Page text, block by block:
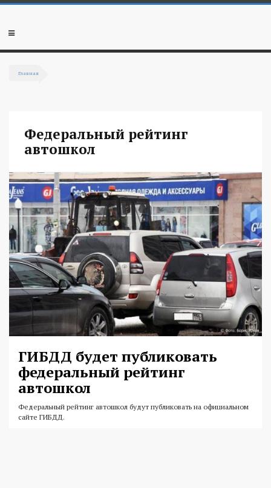
Перейти к основному содержанию
Мобильное
Главная
Федеральный рейтинг
автошкол
ГИБДД будет публиковать
федеральный рейтинг
автошкол
Федеральный рейтинг автошкол будут публиковать на официальном
сайте ГИБДД.